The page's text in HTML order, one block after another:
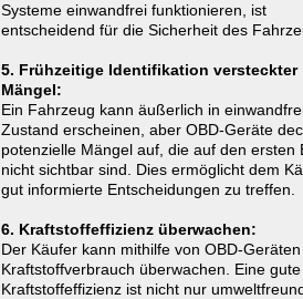
Systeme einwandfrei funktionieren, ist
entscheidend für die Sicherheit des
5. Frühzeitige Identifikation versteckter
Mängel:
Ein Fahrzeug kann äußerlich in
Zustand erscheinen, aber OBD-Geräte
potenzielle Mängel auf, die auf den ersten
nicht sichtbar sind. Dies ermöglicht dem
gut informierte Entscheidungen zu treffen.
6. Kraftstoffeffizienz überwachen:
Der Käufer kann mithilfe von OBD-
Kraftstoffverbrauch überwachen. Eine gute
Kraftstoffeffizienz ist nicht nur